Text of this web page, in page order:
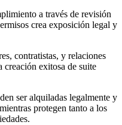
a través de revisión
crea exposición legal y
contratistas, y relaciones
creación exitosa de suite
ser alquiladas legalmente y
protegen tanto a los